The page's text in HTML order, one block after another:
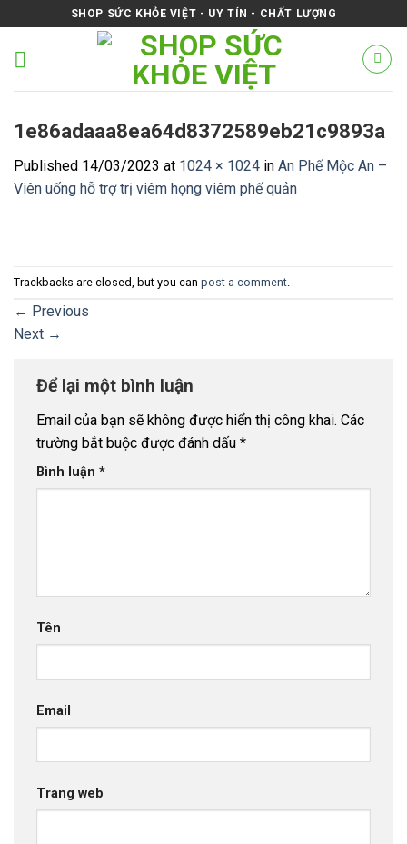
to
content
SHOP SỨC KHỎE VIỆT - UY TÍN - CHẤT LƯỢNG
1e86adaaa8ea64d8372589eb21c9893a
Published 14/03/2023 at 1024 × 1024 in An Phế Mộc An –
Viên uống hỗ trợ trị viêm họng viêm phế quản
Trackbacks are closed, but you can post a comment
← Previous
Next →
Để lại một bình luận
Email của bạn sẽ không được hiển thị công khai. Các
trường bắt buộc được đánh dấu *
Bình luận *
Tên
Email
Trang web